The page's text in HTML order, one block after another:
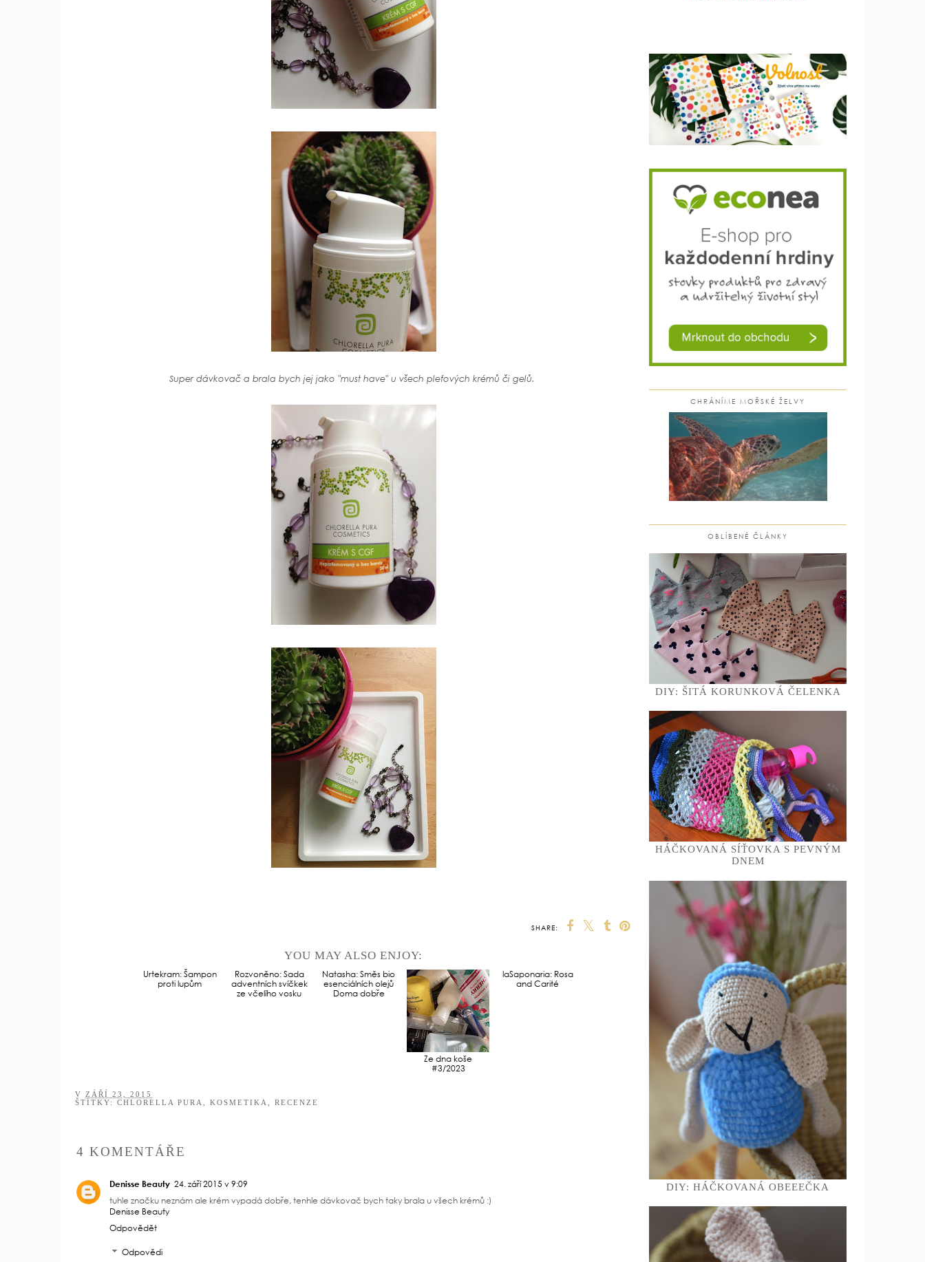
Super dávkovač a brala bych jej jako "must have" u všech pleťových krémů či gelů.
SHARE:
YOU MAY ALSO ENJOY:
Ze dna koše
#3/2023
VZÁŘÍ 23, 2015
tuhle značku neznám ale krém vypadá dobře, tenhle dávkovač bych taky brala u všech krémů :)
CHRÁNÍME MOŘSKÉ ŽELVY
OBLÍBENÉ ČLÁNKY
DIY: ŠITÁ KORUNKOVÁ ČELENKA
HÁČKOVANÁ SÍŤOVKA S PEVNÝM
DNEM
DIY: HÁČKOVANÁ OBEEEČKA